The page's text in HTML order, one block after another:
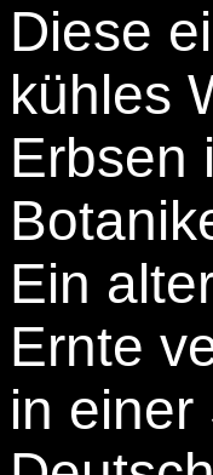
Diese
kühles
Erbsen
Ein
Ernte
in einer